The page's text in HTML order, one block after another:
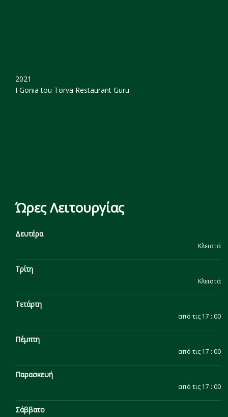
2021
I Gonia tou Torva Restaurant Guru
Ώρες Λειτουργίας
Δευτέρα
Κλειστά
Τρίτη
Κλειστά
Τετάρτη
από τις 17 : 00
Πέμπτη
από τις 17 : 00
Παρασκευή
από τις 17 : 00
Σάββατο